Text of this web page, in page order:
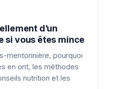
d’un
si vous êtes mince
mentonnière, pourquoi
en ont, les méthodes
nutrition et les